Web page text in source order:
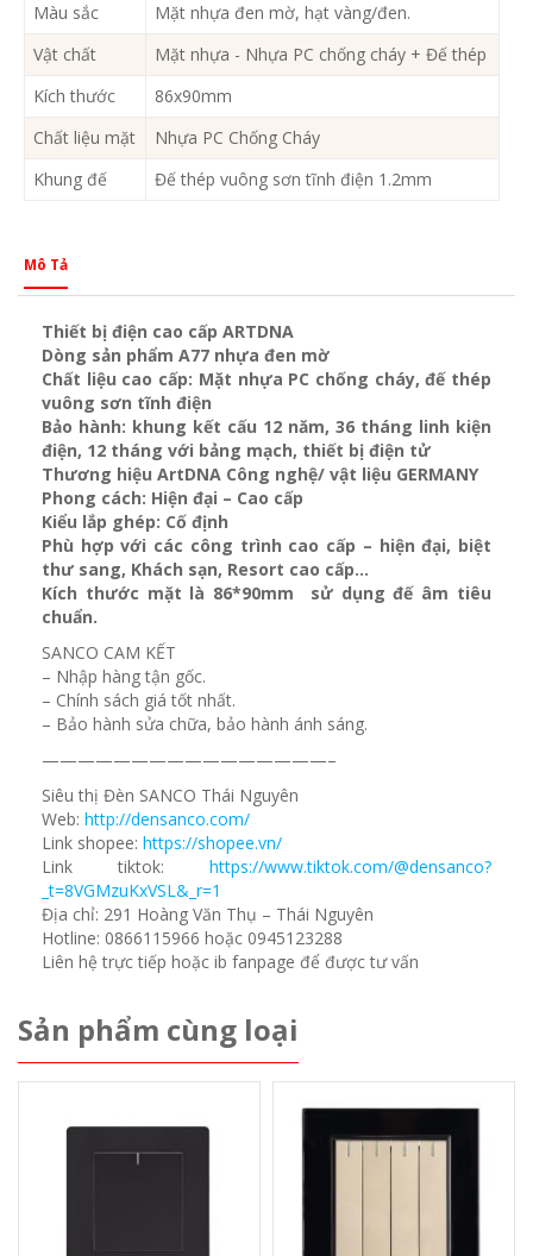
Màu sắc
Mặt nhựa đen mờ, hạt vàng/đen.
Vật chất
Mặt nhựa - Nhựa PC chống cháy + Đế thép
Kích thước
86x90mm
Chất liệu mặt
Nhựa PC Chống Cháy
Khung đế
Đế thép vuông sơn tĩnh điện 1.2mm
Mô Tả
Thiết bị điện cao cấp ARTDNA
Dòng sản phẩm A77 nhựa đen mờ
Chất liệu cao cấp: Mặt nhựa PC chống cháy, đế thép
vuông sơn tĩnh điện
Bảo hành: khung kết cấu 12 năm, 36 tháng linh kiện
điện, 12 tháng với bảng mạch, thiết bị điện tử
Thương hiệu ArtDNA Công nghệ/ vật liệu GERMANY
Phong cách: Hiện đại – Cao cấp
Kiểu lắp ghép: Cố định
Phù hợp với các công trình cao cấp – hiện đại, biệt
thư sang, Khách sạn, Resort cao cấp…
Kích thước mặt là 86*90mm sử dụng đế âm tiêu
chuẩn.
SANCO CAM KẾT
– Nhập hàng tận gốc.
– Chính sách giá tốt nhất.
– Bảo hành sửa chữa, bảo hành ánh sáng.
————————————————–
Siêu thị Đèn SANCO Thái Nguyên
Web: http://densanco.com/
Link shopee: https://shopee.vn/
Link tiktok: https://www.tiktok.com/@densanco?
_t=8VGMzuKxVSL&_r=1
Địa chỉ: 291 Hoàng Văn Thụ – Thái Nguyên
Hotline: 0866115966 hoặc 0945123288
Liên hệ trực tiếp hoặc ib fanpage để được tư vấn
Sản phẩm cùng loại